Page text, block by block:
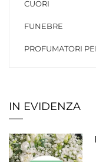
CUORI
FUNEBRE
PROFUMATORI
IN EVIDENZA